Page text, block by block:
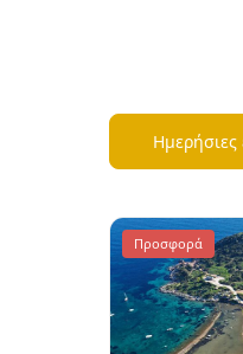
Ημερήσιες
Προσφορά